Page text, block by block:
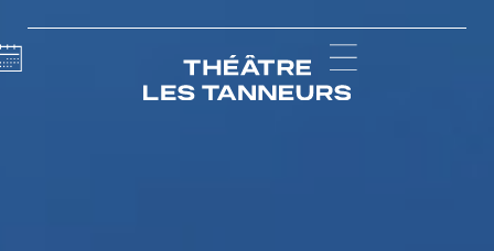
Calendar Menu